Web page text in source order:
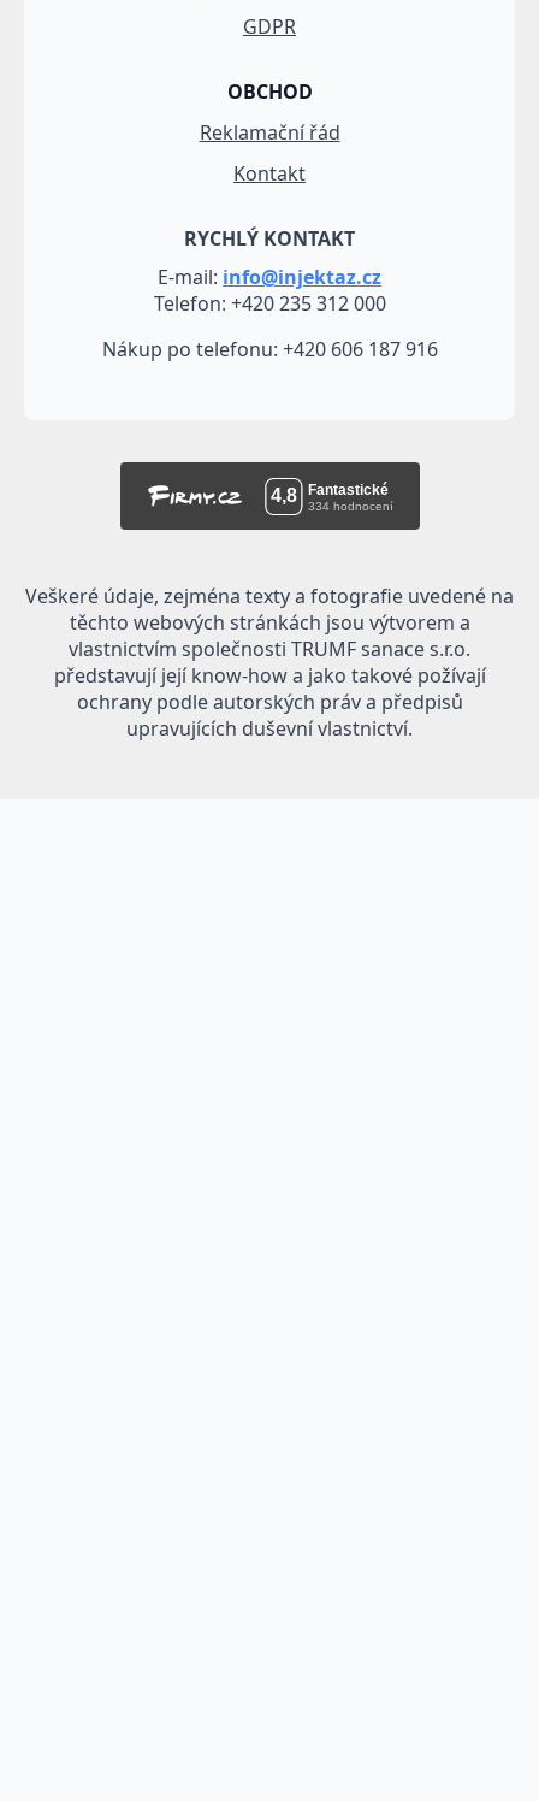
GDPR
OBCHOD
Reklamační řád
Kontakt
RYCHLÝ KONTAKT
E-mail: info@injektaz.cz
Telefon: +420 235 312 000
Nákup po telefonu: +420 606 187 916
Veškeré údaje, zejména texty a fotografie uvedené na
těchto webových stránkách jsou výtvorem a
vlastnictvím společnosti TRUMF sanace s.r.o.
představují její know-how a jako takové požívají
ochrany podle autorských práv a předpisů
upravujících duševní vlastnictví.